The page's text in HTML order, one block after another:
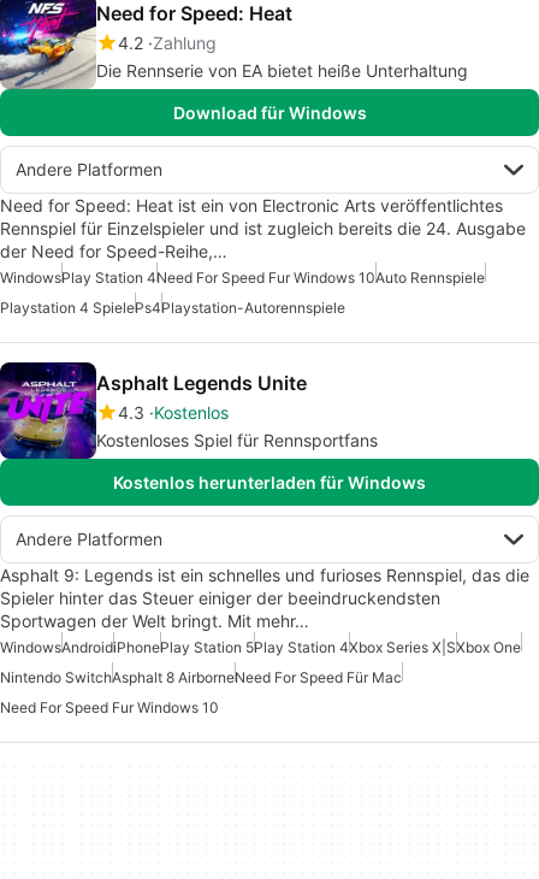
Need for Speed: Heat
4.2 Zahlung
Die Rennserie von EA bietet heiße Unterhaltung
Download für Windows
Andere Platformen
Need for Speed: Heat ist ein von Electronic Arts veröffentlichtes
Rennspiel für Einzelspieler und ist zugleich bereits die 24. Ausgabe
der Need for Speed-Reihe,…
WindowsPlay Station 4Need For Speed Fur Windows 10Auto Rennspiele
Playstation 4 SpielePs4Playstation-Autorennspiele
Asphalt Legends Unite
4.3 Kostenlos
Kostenloses Spiel für Rennsportfans
Kostenlos herunterladen für Windows
Andere Platformen
Asphalt 9: Legends ist ein schnelles und furioses Rennspiel, das die
Spieler hinter das Steuer einiger der beeindruckendsten
Sportwagen der Welt bringt. Mit mehr…
WindowsAndroidiPhonePlay Station 5Play Station 4Xbox Series X|SXbox One
Nintendo SwitchAsphalt 8 AirborneNeed For Speed Für Mac
Need For Speed Fur Windows 10